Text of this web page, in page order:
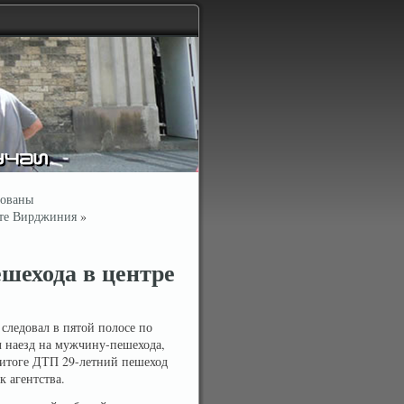
Вирджиния »
в центре
в пятой полосе по
наезд на мужчину-пешехода,
ДТП 29-летний пешеход